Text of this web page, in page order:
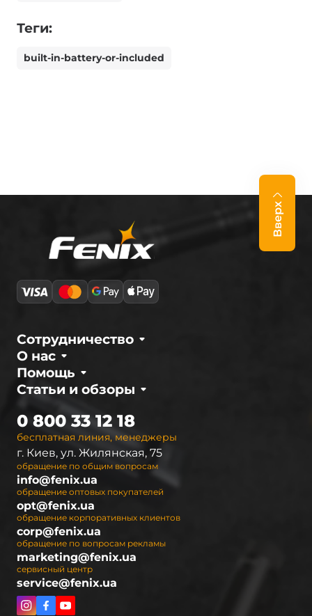
Теги:
built-in-battery-or-included
Вверх
О нас
Сотрудничество
Статьи и обзоры
Помощь
бесплатная линия, менеджеры
0 800 33 12 18
г. Киев, ул. Жилянская, 75
обращение по общим вопросам
info@fenix.ua
обращение оптовых покупателей
opt@fenix.ua
обращение корпоративных клиентов
corp@fenix.ua
обращение по вопросам рекламы
marketing@fenix.ua
сервисный центр
service@fenix.ua